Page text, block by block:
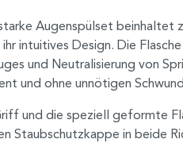
Augenspülset beinhaltet
intuitives Design. Die
und Neutralisierung von
und ohne unnötigen
und die speziell geformte
Staubschutzkappe in beide